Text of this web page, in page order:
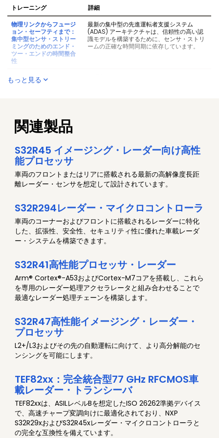
使用してS32R45レーダー
の性能を高めるには
リによってS32R45のレーダー処理性能を
どのように強化できるかについて説明しま
す。
フロントエンドをサポート
するS32R45向けの新しい
RSDK
最新のレーダー・ソフトウェア開発キット
(RSDK) がフロントエンドの統合を通じ
て、どのように開発を効率化できるかにつ
NXPのスケーラブル4Dイ
メージング・レーダーがレ
続けるイメージング・レー
ダー
大量展開における演算能力
の強化の重要性
車載プラットフォーム全体にわたってイメ
ージング・レーダーを拡張する際に演算効
率が重要である理由について説明します。
トレーニング
詳細
物理リンクからフュージ
ョン・セーフティまで：
集中型センサ・ストリー
ミングのためのエンド・
ツー・エンドの時間整合
性
最新の集中型の先進運転者支援システム
(ADAS) アーキテクチャは、信頼性の高い認
識モデルを構築するために、センサ・ストリ
ームの正確な時間同期に依存しています。
4T4RレーダーSoCにお
けるAI駆動DoAと干渉軽
ープ・ニューラル・ネッ
トワーク
イメージング・レーダー
のスパース・アレイ方式
と準Massive MIMO技術
との比較
スパース・アレイとMIMOの手法を使用して
イメージングを強化する高度なレーダー・ア
もっと見る
関連製品
S32R45 イメージング・レーダー向け高性
能プロセッサ
車両のフロントまたはリアに搭載される最新の高解像度長距
離レーダー・センサを想定して設計されています。
S32R294レーダー・マイクロコントローラ
車両のコーナーおよびフロントに搭載されるレーダーに特化
した、拡張性、安全性、セキュリティ性に優れた車載レーダ
ー・システムを構築できます。
S32R41高性能プロセッサ・レーダー
Arm® Cortex®-A53およびCortex-M7コアを搭載し、これら
を専用のレーダー処理アクセラレータと組み合わせることで
最適なレーダー処理チェーンを構築します。
S32R47高性能イメージング・レーダー・
プロセッサ
L2+/L3およびその先の自動運転に向けて、より高分解能のセ
ンシングを可能にします。
TEF82xx：完全統合型77 GHz RFCMOS車
載レーダー・トランシーバ
TEF82xxは、ASILレベルBを想定したISO 26262準拠デバイス
で、高速チャープ変調向けに最適化されており、NXP
S32R29xおよびS32R45xレーダー・マイクロコントローラと
の完全な互換性を備えています。